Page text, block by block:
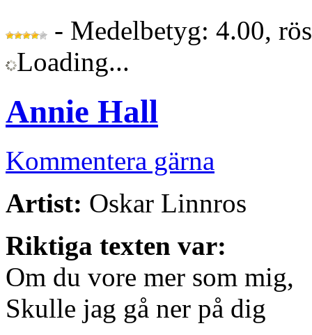
- Medelbetyg: 4.00,
Loading...
Annie Hall
Kommentera gärna
Artist: Oskar Linnros
Riktiga texten var:
Om du vore mer som mig,
Skulle jag gå ner på dig